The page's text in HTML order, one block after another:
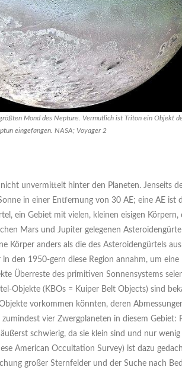
Mond des Neptuns. Vermutlich ist Triton ein Objekt
eingefangen. NASA; Voyager 2
unvermittelt hinter den Planeten. Jenseits
in einer Entfernung von 30 AE; eine AE
ein Gebiet mit vielen, kleinen eisigen
Mars und Jupiter gelegenen
Körper anders als die des Asteroidengürtels
den 1950-gern diese Region annahm, um
Überreste des primitiven Sonnensystems
Objekte (KBOs = Kuiper Belt Objects) sind
vorkommen könnten, deren
zumindest vier Zwergplaneten in diesem Gebiet:
schwierig, da sie klein sind und nur
American Occultation Survey) ist dazu
großer Sternfelder und der Suche nach